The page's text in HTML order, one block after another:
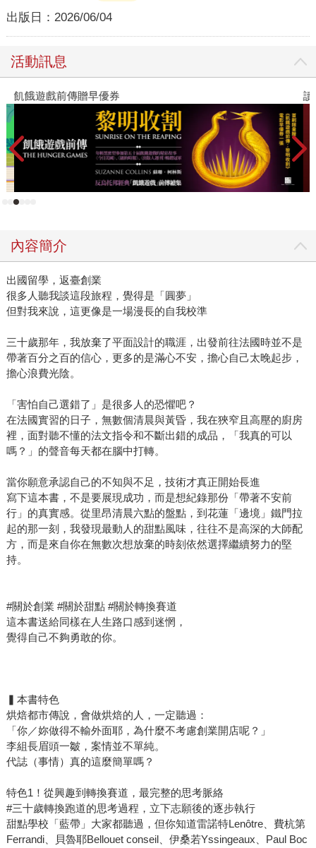
出版日： 2026/06/04
活動訊息
飢餓遊戲前傳贈早優券 讀
內容簡介
出國留學，返臺創業
很多人聽我談這段旅程，覺得是「圓夢」
但對我來說，這更像是一場漫長的自我校準
三十歲那年，我放棄了平面設計的職涯，出發前往法國時並不是
帶著百分之百的信心，更多的是滿心不安，擔心自己太晚起步，
擔心浪費光陰。
「害怕自己選錯了」是很多人的恐懼吧？
在法國實習的日子，無數個清晨與黃昏，我在狹窄且高壓的廚房
裡，面對聽不懂的法文指令和不斷出錯的成品，「我真的可以
嗎？」的聲音每天都在腦中打轉。
當你願意承認自己的不知與不足，技術才真正開始長進
寫下這本書，不是要展現成功，而是想紀錄那份「帶著不安前
行」的真實感。從里昂清晨六點的盤點，到花蓮「邊境」鐵門拉
起的那一刻，我發現最動人的甜點風味，往往不是高深的大師配
方，而是來自你在無數次想放棄的時刻依然選擇繼續努力的堅
持。
#關於創業 #關於甜點 #關於轉換賽道
這本書送給同樣在人生路口感到迷惘，
覺得自己不夠勇敢的你。
▍本書特色
烘焙都市傳說，會做烘焙的人，一定聽過：
「你／妳做得不輸外面耶，為什麼不考慮創業開店呢？」
李組長眉頭一皺，案情並不單純。
代誌（事情）真的這麼簡單嗎？
特色1！從興趣到轉換賽道，最完整的思考脈絡
#三十歲轉換跑道的思考過程，立下志願後的逐步執行
甜點學校「藍帶」大家都聽過，但你知道雷諾特Lenôtre、費杭第
Ferrandi、貝魯耶Bellouet conseil、伊桑若Yssingeaux、Paul Boc